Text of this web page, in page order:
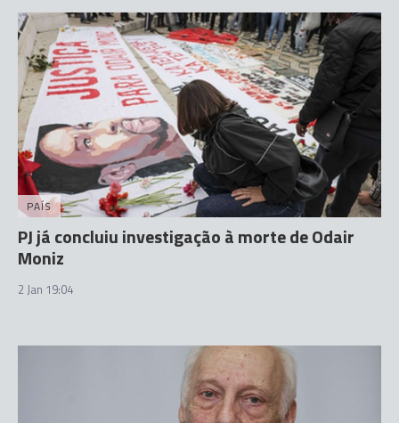
PAÍS
PJ já concluiu investigação à morte de Odair
Moniz
2 Jan 19:04